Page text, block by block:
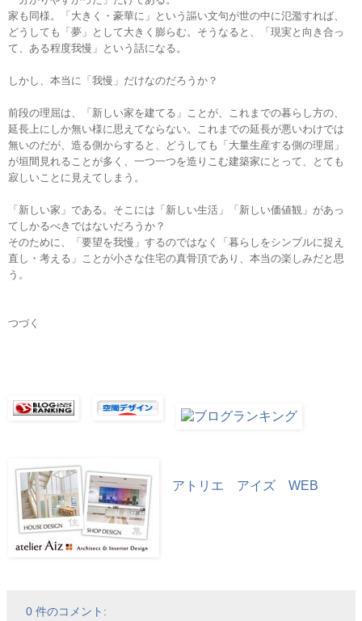
家も同様。「大きく・豪華に」という謳い文句が世の中に氾濫すれば、
どうしても「夢」として大きく膨らむ。そうなると、「現実と向き合っ
て、ある程度我慢」という話になる。
しかし、本当に「我慢」だけなのだろうか？
前段の理屈は、「新しい家を建てる」ことが、これまでの暮らし方の、
延長上にしか無い様に思えてならない。これまでの延長が悪いわけでは
無いのだが、造る側からすると、どうしても「大量生産する側の理屈」
が垣間見れることが多く、一つ一つを造りこむ建築家にとって、とても
寂しいことに見えてしまう。
「新しい家」である。そこには「新しい生活」「新しい価値観」があっ
てしかるべきではないだろうか？
そのために、「要望を我慢」するのではなく「暮らしをシンプルに捉え
直し・考える」ことが小さな住宅の真骨頂であり、本当の楽しみだと思
う。
つづく
アトリエ アイズ WEB
0 件のコメント: